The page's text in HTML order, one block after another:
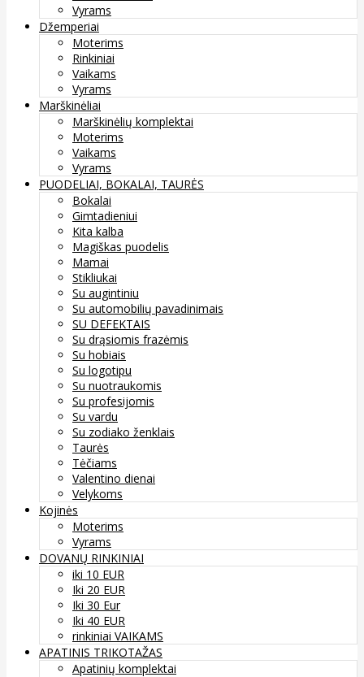
Vyrams
Džemperiai
Moterims
Rinkiniai
Vaikams
Vyrams
Marškinėliai
Marškinėlių komplektai
Moterims
Vaikams
Vyrams
PUODELIAI, BOKALAI, TAURĖS
Bokalai
Gimtadieniui
Kita kalba
Magiškas puodelis
Mamai
Stikliukai
Su augintiniu
Su automobilių pavadinimais
SU DEFEKTAIS
Su drąsiomis frazėmis
Su hobiais
Su logotipu
Su nuotraukomis
Su profesijomis
Su vardu
Su zodiako ženklais
Taurės
Tėčiams
Valentino dienai
Velykoms
Kojinės
Moterims
Vyrams
DOVANŲ RINKINIAI
iki 10 EUR
Iki 20 EUR
Iki 30 Eur
Iki 40 EUR
rinkiniai VAIKAMS
APATINIS TRIKOTAŽAS
Apatinių komplektai